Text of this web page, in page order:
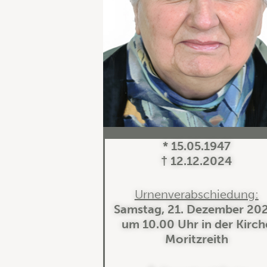
* 15.05.1947
† 12.12.2024
Urnenverabschiedung:
Samstag, 21. Dezember
um 10.00 Uhr in der
Moritzreith